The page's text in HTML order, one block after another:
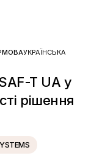
МОВАУКРАЇНСЬКА
T UA у
рішення